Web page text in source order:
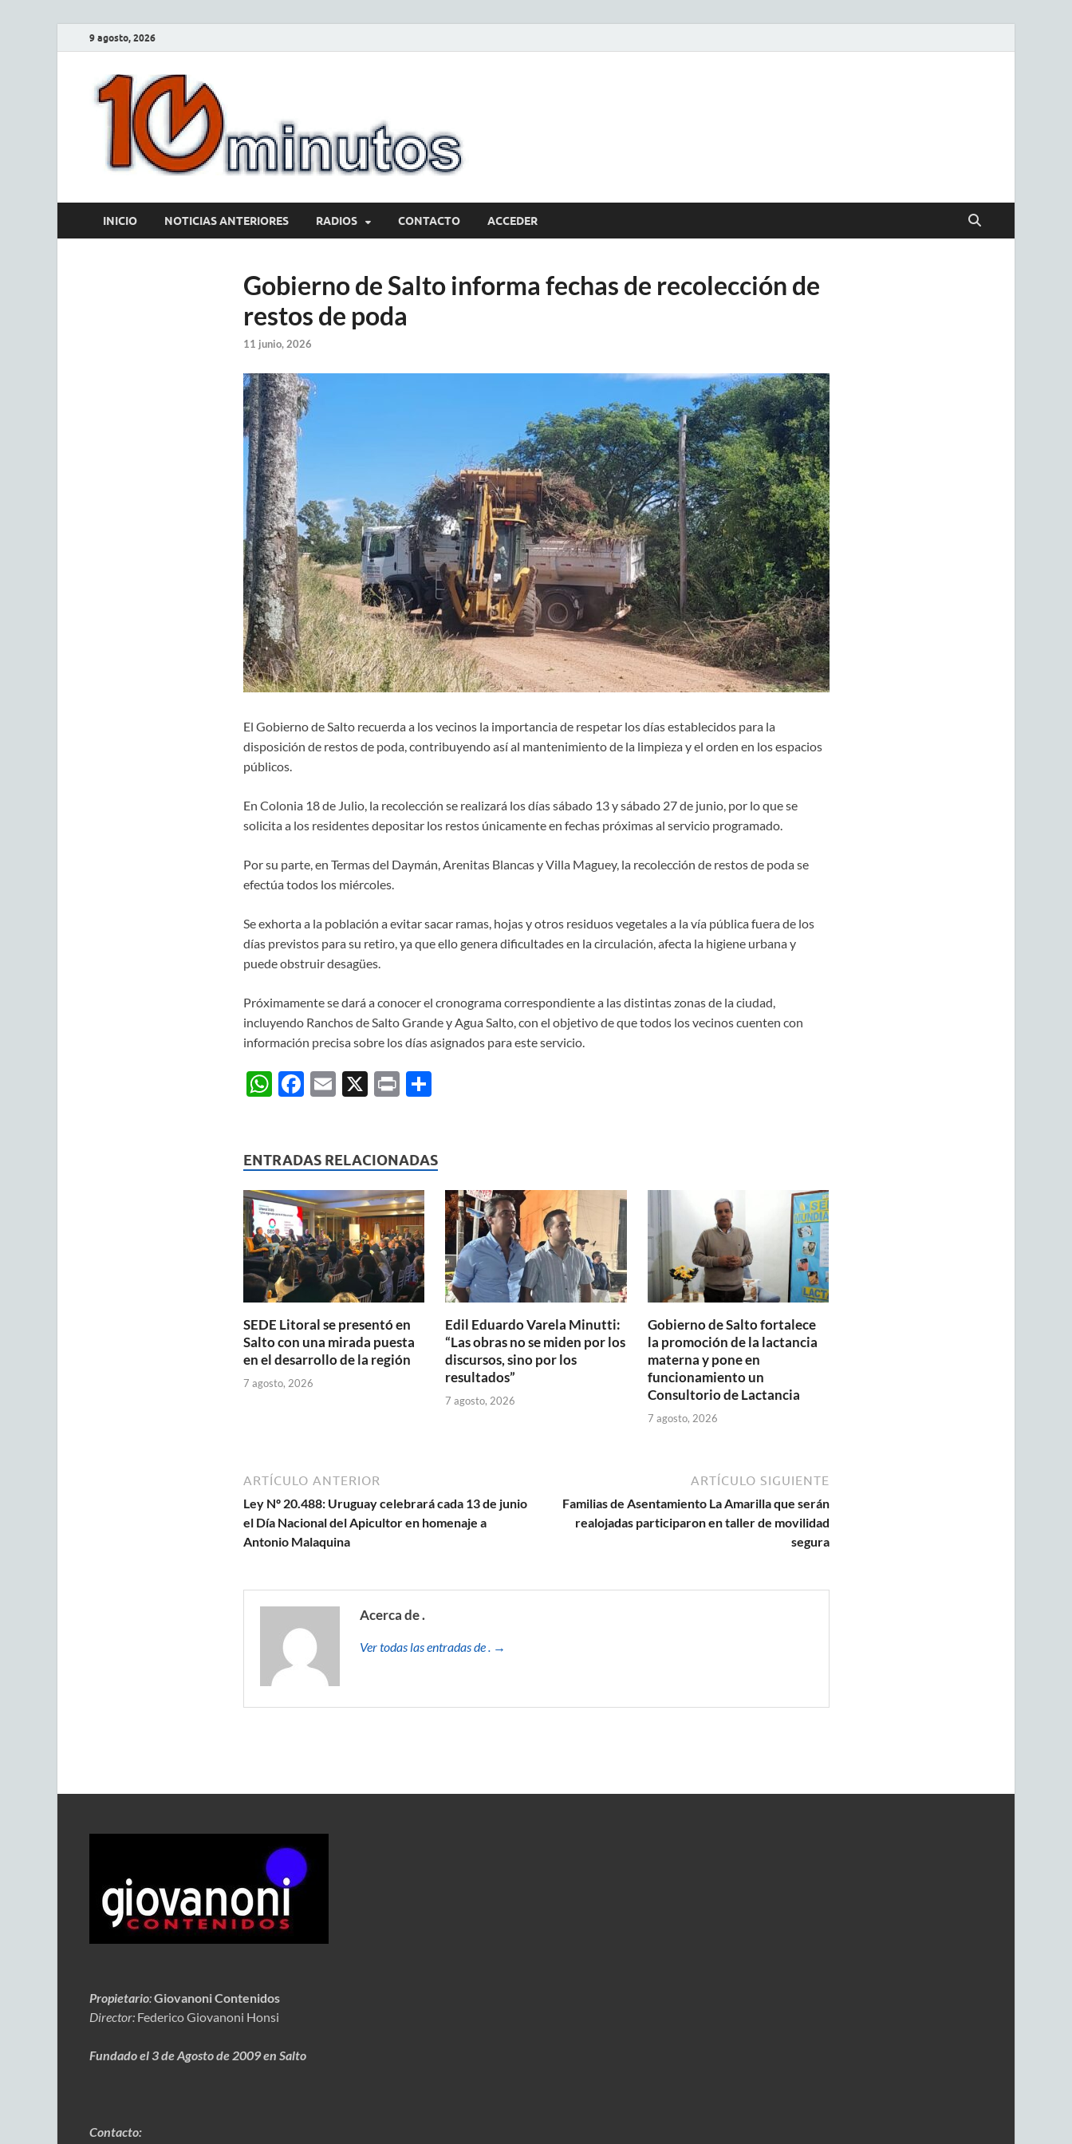
9 agosto, 2026
INICIO NOTICIAS ANTERIORES RADIOS CONTACTO ACCEDER
Gobierno de Salto informa fechas de recolección de
restos de poda
11 junio, 2026
El Gobierno de Salto recuerda a los vecinos la importancia de respetar los días establecidos para la
disposición de restos de poda, contribuyendo así al mantenimiento de la limpieza y el orden en los espacios
públicos.
En Colonia 18 de Julio, la recolección se realizará los días sábado 13 y sábado 27 de junio, por lo que se
solicita a los residentes depositar los restos únicamente en fechas próximas al servicio programado.
Por su parte, en Termas del Daymán, Arenitas Blancas y Villa Maguey, la recolección de restos de poda se
efectúa todos los miércoles.
Se exhorta a la población a evitar sacar ramas, hojas y otros residuos vegetales a la vía pública fuera de los
días previstos para su retiro, ya que ello genera dificultades en la circulación, afecta la higiene urbana y
puede obstruir desagües.
Próximamente se dará a conocer el cronograma correspondiente a las distintas zonas de la ciudad,
incluyendo Ranchos de Salto Grande y Agua Salto, con el objetivo de que todos los vecinos cuenten con
información precisa sobre los días asignados para este servicio.
W
s
A
p
p
F
b
o
o
k
E X P C
p
ar
ti
ENTRADAS RELACIONADAS
SEDE Litoral se presentó en
Salto con una mirada puesta
en el desarrollo de la región
7 agosto, 2026
Edil Eduardo Varela Minutti:
“Las obras no se miden por los
discursos, sino por los
resultados”
7 agosto, 2026
Gobierno de Salto fortalece
la promoción de la lactancia
materna y pone en
funcionamiento un
Consultorio de Lactancia
7 agosto, 2026
ARTÍCULO ANTERIOR
Ley Nº 20.488: Uruguay celebrará cada 13 de junio
el Día Nacional del Apicultor en homenaje a
Antonio Malaquina
ARTÍCULO SIGUIENTE
Familias de Asentamiento La Amarilla que serán
realojadas participaron en taller de movilidad
segura
Acerca de .
Ver todas las entradas de . →
Propietario:Giovanoni Contenidos
Director: Federico Giovanoni Honsi
Fundado el 3 de Agosto de 2009 en Salto
Contacto: